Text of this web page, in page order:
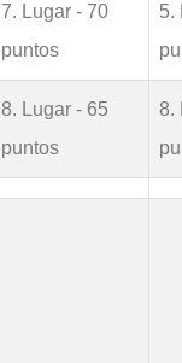
7. Lugar - 70
puntos
5.
8. Lugar - 65
puntos
8.